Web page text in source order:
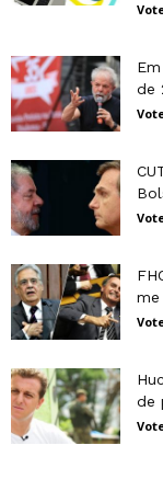
de
me
de